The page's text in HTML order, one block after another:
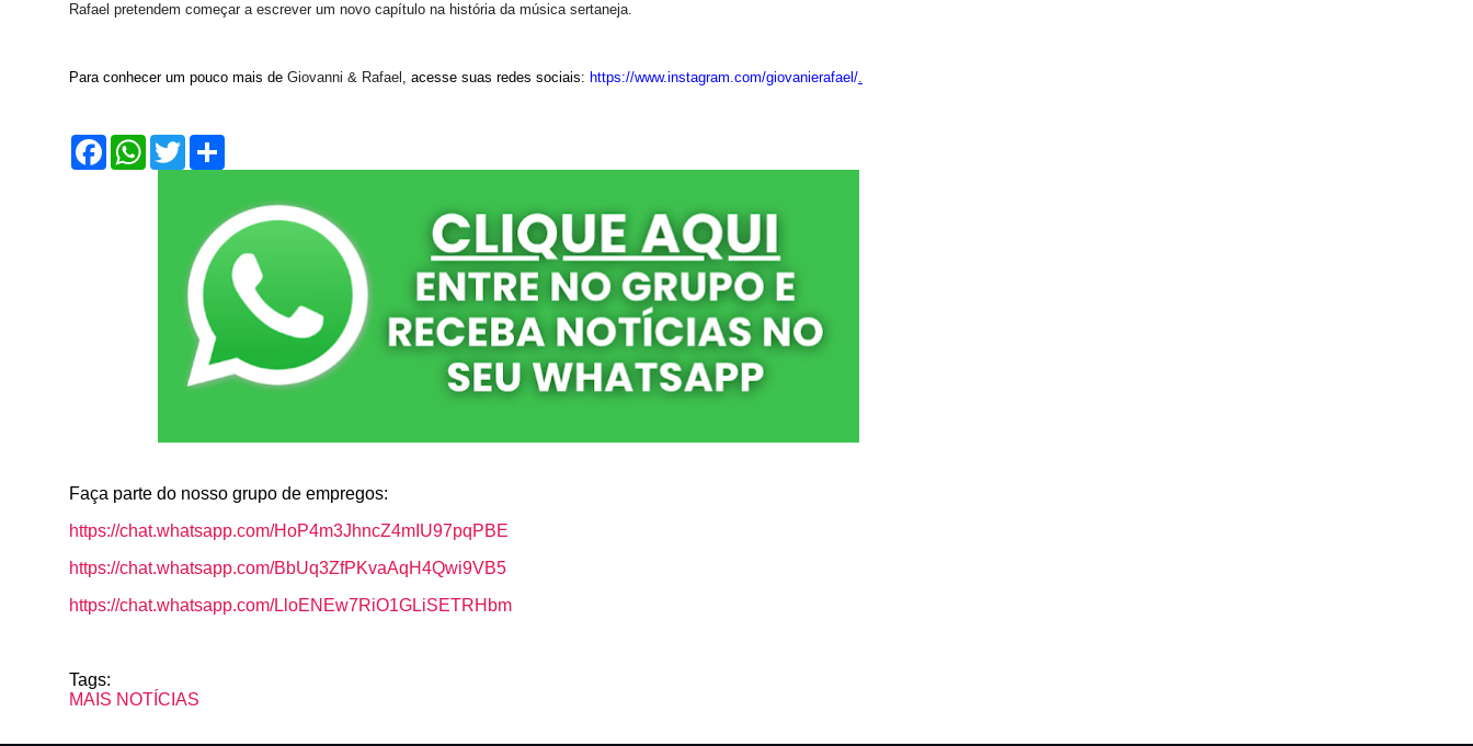
Rafael pretendem começar a escrever um novo capítulo na história da música sertaneja.
Para conhecer um pouco mais de Giovanni & Rafael , acesse suas redes sociais: https://www.instagram.com/giovanierafael/.
F
a
W
h
T
w
e
Faça parte do nosso grupo de empregos:
https://chat.whatsapp.com/HoP4m3JhncZ4mIU97pqPBE
https://chat.whatsapp.com/BbUq3ZfPKvaAqH4Qwi9VB5
https://chat.whatsapp.com/LloENEw7RiO1GLiSETRHbm
Tags:
MAIS NOTÍCIAS